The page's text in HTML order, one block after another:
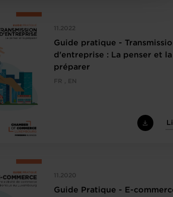
11.2022
Guide pratique -
d'entreprise : La penser et la
préparer
FR , EN
11.2020
Guide Pratique - E-